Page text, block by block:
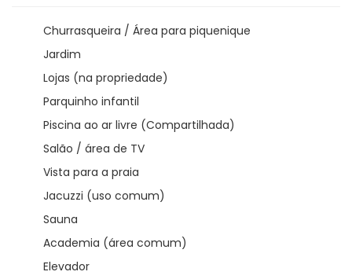
Churrasqueira / Área para piquenique
Jardim
Lojas (na propriedade)
Parquinho infantil
Piscina ao ar livre (Compartilhada)
Salão / área de TV
Vista para a praia
Jacuzzi (uso comum)
Sauna
Academia (área comum)
Elevador